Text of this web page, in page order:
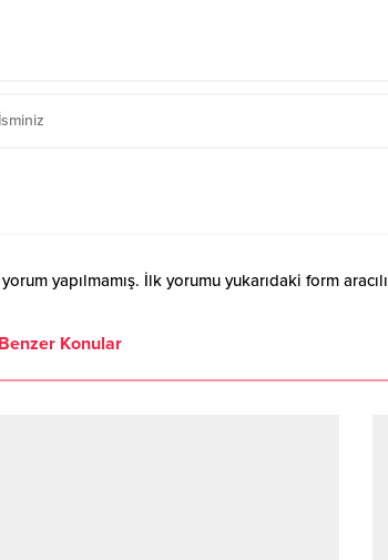
yapılmamış. İlk yorumu yukarıdaki form
Benzer Konular